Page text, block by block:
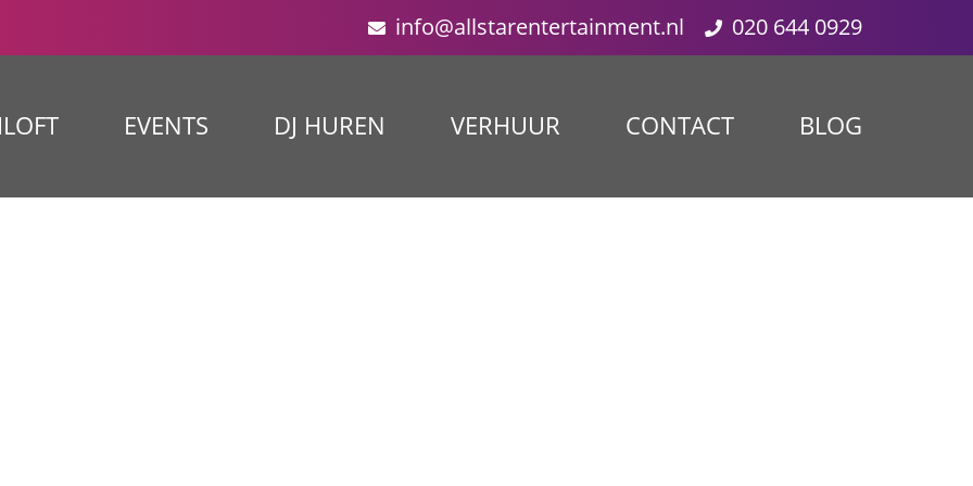
info@allstarentertainment.nl 020 644 0929
EVENTS DJ HUREN VERHUUR CONTACT BLOG